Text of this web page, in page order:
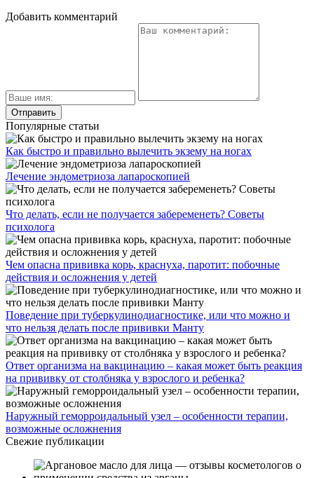
Добавить комментарий
Популярные статьи
Как быстро и правильно вылечить экзему на ногах
Лечение эндометриоза лапароскопией
Что делать, если не получается забеременеть? Советы
психолога
Чем опасна прививка корь, краснуха, паротит: побочные
действия и осложнения у детей
Поведение при туберкулинодиагностике, или что можно и
что нельзя делать после прививки Манту
Ответ организма на вакцинацию – какая может быть реакция
на прививку от столбняка у взрослого и ребенка?
Наружный геморроидальный узел – особенности терапии,
возможные осложнения
Свежие публикации